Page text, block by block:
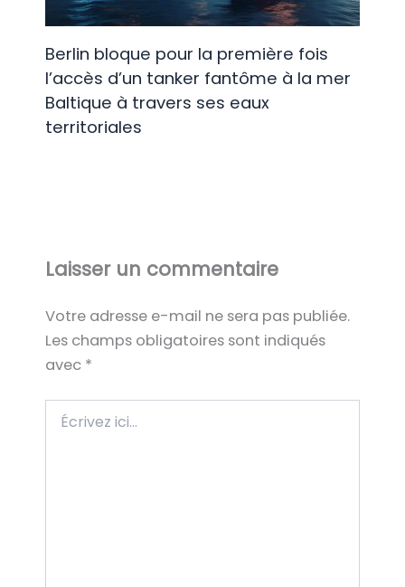
Berlin bloque pour la première fois
l’accès d’un tanker fantôme à la mer
Baltique à travers ses eaux
territoriales
Laisser un commentaire
Votre adresse e-mail ne sera pas publiée.
Les champs obligatoires sont indiqués
avec *
ici…